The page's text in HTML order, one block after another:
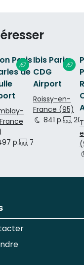
35 p.
Paris
de
p.
700 p. 600 p.
Ibis Paris
CDG
Airport
Roissy-en-
France (95)
841 p.